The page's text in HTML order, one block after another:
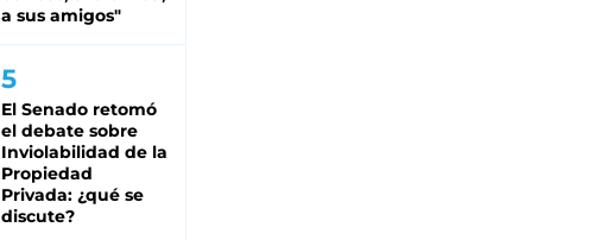
a sus amigos"
El Senado retomó
el debate sobre
Inviolabilidad de la
Propiedad
Privada: ¿qué se
discute?